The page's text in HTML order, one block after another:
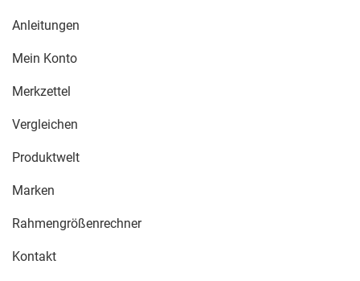
Anleitungen
Mein Konto
Merkzettel
Vergleichen
Produktwelt
Marken
Rahmengrößenrechner
Kontakt